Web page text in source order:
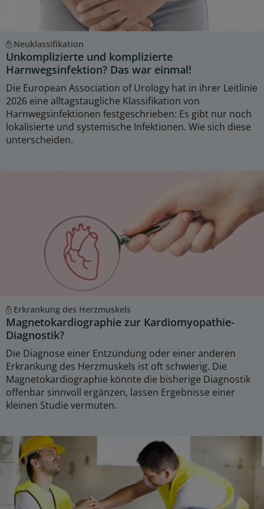
Neuklassifikation
Unkomplizierte und komplizierte
Harnwegsinfektion? Das war einmal!
Die European Association of Urology hat in ihrer Leitlinie
2026 eine alltagstaugliche Klassifikation von
Harnwegsinfektionen festgeschrieben: Es gibt nur noch
lokalisierte und systemische Infektionen. Wie sich diese
unterscheiden.
Erkrankung des Herzmuskels
Magnetokardiographie zur Kardiomyopathie-
Diagnostik?
Die Diagnose einer Entzündung oder einer anderen
Erkrankung des Herzmuskels ist oft schwierig. Die
Magnetokardiographie könnte die bisherige Diagnostik
offenbar sinnvoll ergänzen, lassen Ergebnisse einer
kleinen Studie vermuten.